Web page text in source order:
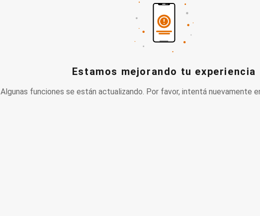
Estamos mejorando tu experiencia
Algunas funciones se están actualizando. Por favor, intentá nuevamente